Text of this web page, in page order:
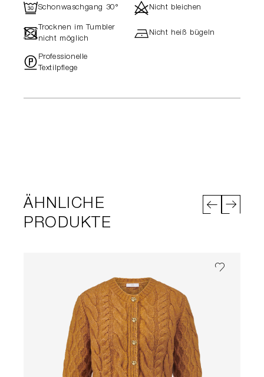
RSchonwaschgang 30° dNicht bleichen
- Trocknen im Tumbler
nicht möglich
hNicht heiß bügeln
"Professionelle
Textilpflege
ÄHNLICHE
PRODUKTE